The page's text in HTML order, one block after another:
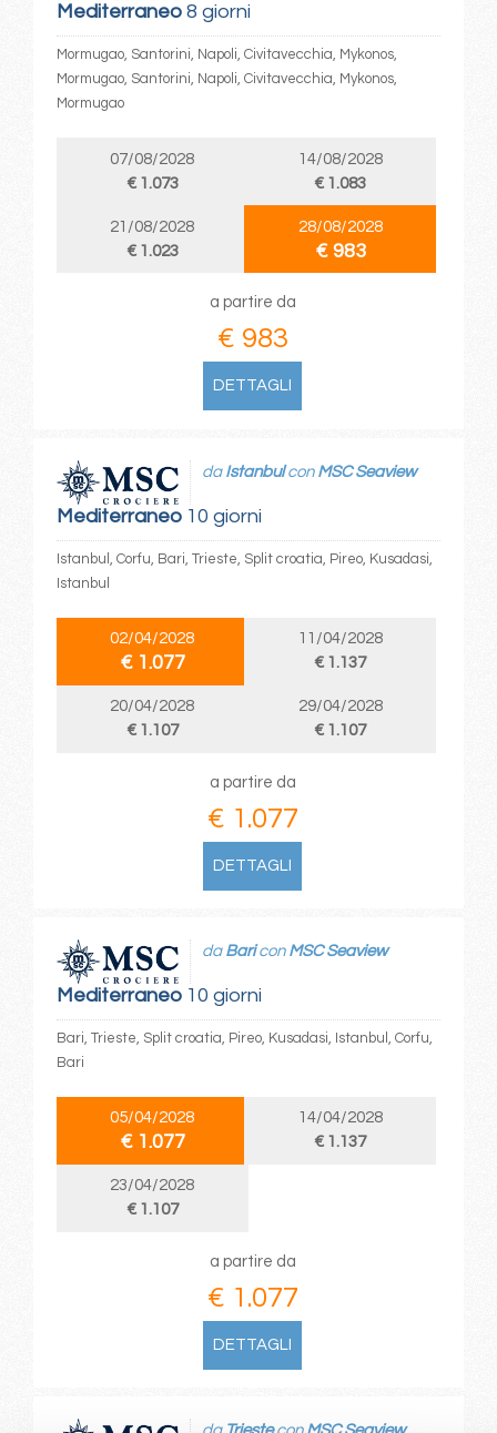
Mediterraneo8 giorni
Mormugao, Santorini, Napoli, Civitavecchia, Mykonos,
Mormugao, Santorini, Napoli, Civitavecchia, Mykonos,
Mormugao
07/08/2028
€ 1.073
14/08/2028
€ 1.083
21/08/2028
€ 1.023
28/08/2028
€ 983
a partire da
€ 983
DETTAGLI
Mediterraneo10 giorni
da Istanbulcon MSC Seaview
Istanbul, Corfu, Bari, Trieste, Split croatia, Pireo, Kusadasi,
Istanbul
02/04/2028
€ 1.077
11/04/2028
€ 1.137
20/04/2028
€ 1.107
29/04/2028
€ 1.107
a partire da
€ 1.077
DETTAGLI
Mediterraneo10 giorni
da Baricon MSC Seaview
Bari, Trieste, Split croatia, Pireo, Kusadasi, Istanbul, Corfu,
Bari
05/04/2028
€ 1.077
14/04/2028
€ 1.137
23/04/2028
€ 1.107
a partire da
€ 1.077
DETTAGLI